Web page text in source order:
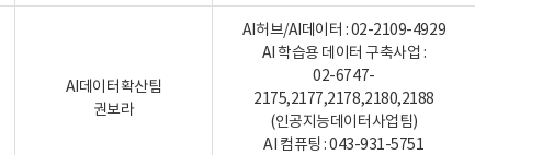
AI데이터확산팀
권보라
AI허브/AI데이터 : 02-2109-4929
AI 학습용 데이터 구축사업 :
02-6747-
2175,2177,2178,2180,2188
(인공지능데이터사업팀)
AI 컴퓨팅 : 043-931-5751